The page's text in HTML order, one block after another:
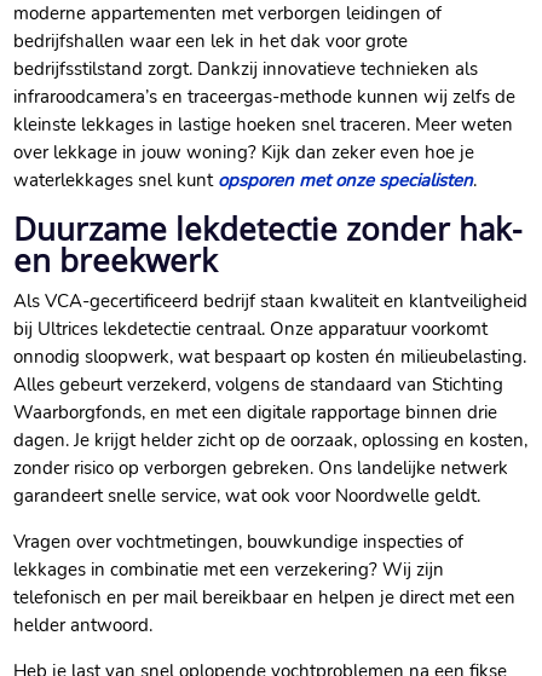
moderne appartementen met verborgen leidingen of
bedrijfshallen waar een lek in het dak voor grote
bedrijfsstilstand zorgt.​ Dankzij innovatieve technieken als
infraroodcamera’s en traceergas-methode kunnen wij zelfs de
kleinste lekkages in lastige hoeken snel traceren.​ Meer weten
over lekkage in jouw woning? Kijk dan zeker even hoe je
waterlekkages snel kunt opsporen met onze specialisten.​
Duurzame lekdetectie zonder hak-
en breekwerk
Als VCA-gecertificeerd bedrijf staan kwaliteit en klantveiligheid
bij Ultrices lekdetectie centraal.​ Onze apparatuur voorkomt
onnodig sloopwerk, wat bespaart op kosten én milieubelasting.​
Alles gebeurt verzekerd, volgens de standaard van Stichting
Waarborgfonds, en met een digitale rapportage binnen drie
dagen.​ Je krijgt helder zicht op de oorzaak, oplossing en kosten,
zonder risico op verborgen gebreken.​ Ons landelijke netwerk
garandeert snelle service, wat ook voor Noordwelle geldt.​
Vragen over vochtmetingen, bouwkundige inspecties of
lekkages in combinatie met een verzekering? Wij zijn
telefonisch en per mail bereikbaar en helpen je direct met een
helder antwoord.​